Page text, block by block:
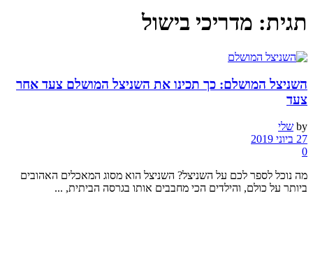
תגית: מדריכי בישול
השניצל המושלם: כך תכינו את השניצל המושלם צעד אחר
צעד
by שלי
27 ביוני 2019
0
מה נוכל לספר לכם על השניצל? השניצל הוא מסוג המאכלים האהובים
ביותר על כולם, והילדים הכי מחבבים אותו בגרסה הביתית, ...